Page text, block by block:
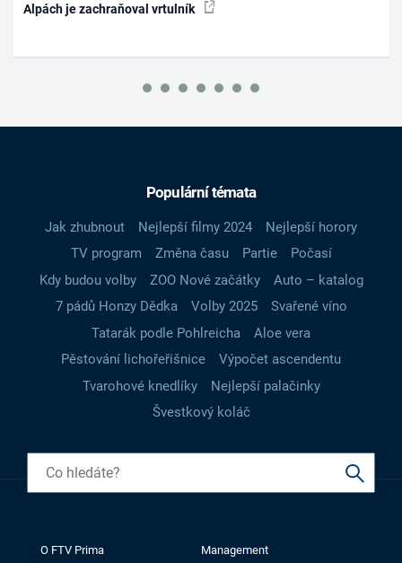
Alpách je zachraňoval vrtulník
Populární témata
Jak zhubnout Nejlepší filmy 2024
Nejlepší horory
TV program
Změna času Partie
Počasí
Kdy budou volby
ZOO Nové začátky
Auto – katalog
7 pádů Honzy Dědka
Volby 2025
Svařené víno
Tatarák podle Pohlreicha
Aloe vera
Pěstování lichořeřišnice
Výpočet ascendentu
Tvarohové knedlíky
Nejlepší palačinky
Švestkový koláč
O FTV Prima
Management